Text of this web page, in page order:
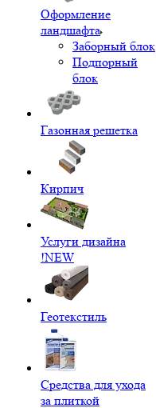
Оформление
ландшафта
Заборный блок
Подпорный
блок
Газонная решетка
Кирпич
Услуги дизайна
!NEW
Геотекстиль
Средства для ухода
за плиткой